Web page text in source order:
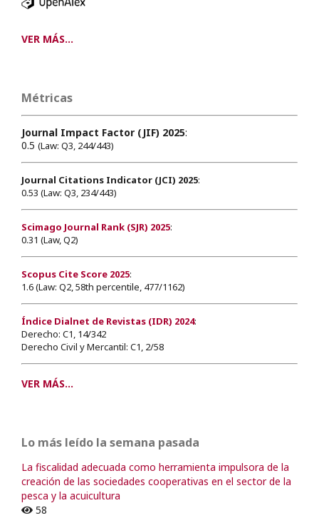
VER MÁS...
Métricas
Journal Impact Factor (JIF) 2025:
0.5 (Law: Q3, 244/443)
Journal Citations Indicator (JCI) 2025:
0.53 (Law: Q3, 234/443)
Scimago Journal Rank (SJR) 2025:
0.31 (Law, Q2)
Scopus Cite Score 2025:
1.6 (Law: Q2, 58th percentile, 477/1162)
Índice Dialnet de Revistas (IDR) 2024:
Derecho: C1, 14/342
Derecho Civil y Mercantil: C1, 2/58
VER MÁS...
Lo más leído la semana pasada
La fiscalidad adecuada como herramienta impulsora de la
creación de las sociedades cooperativas en el sector de la
pesca y la acuicultura
58